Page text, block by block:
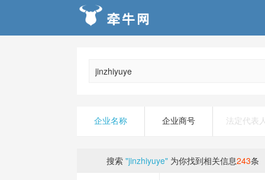
企业名称 企业商号 法定代表
搜索 "jinzhiyuye" 为你找到相关信息243条